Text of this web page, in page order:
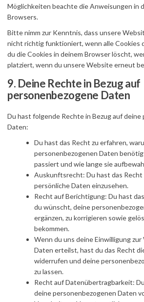
Möglichkeiten beachte die Anweisungen in
Browsers.
Bitte nimm zur Kenntnis, dass unsere
nicht richtig funktioniert, wenn alle Cookies
du die Cookies in deinem Browser löscht,
platziert, wenn du unsere Website erneut
9. Deine Rechte in Bezug auf
personenbezogene Daten
Du hast folgende Rechte in Bezug auf deine
Daten:
Du hast das Recht zu erfahren,
personenbezogenen Daten
passiert und wie lange sie
Auskunftsrecht: Du hast das
persönliche Daten einzusehen.
Recht auf Berichtigung: Du hast
du wünscht, deine
ergänzen, zu korrigieren sowie
bekommen.
Wenn du uns deine Einwilligung
Daten erteilst, hast du das Recht
widerrufen und deine
zu lassen.
Recht auf Datenübertragbarkeit:
deine personenbezogenen Daten